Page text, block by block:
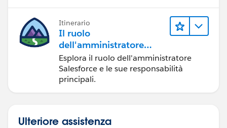
Itinerario
Il ruolo
dell'amministratore
Salesforce
Esplora il ruolo dell'amministratore
Salesforce e le sue responsabilità
principali.
Ulteriore assistenza